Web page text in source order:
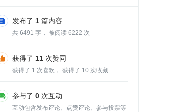
发布了 1 篇内容
共 6491 字， 被阅读 6222 次
获得了 11 次赞同
获得了 1 次喜欢， 获得了 10 次收藏
参与了 0 次互动
互动包含发布评论、点赞评论、参与投票等